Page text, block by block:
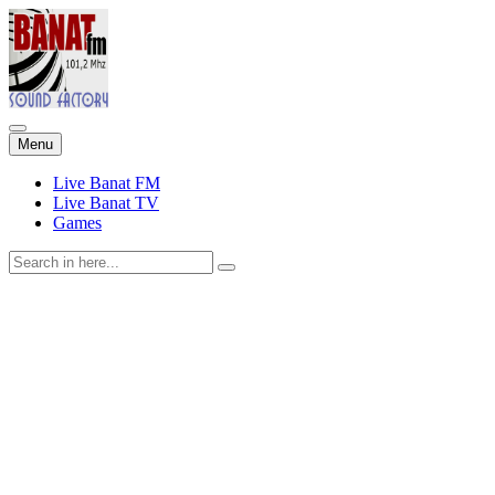
Menu Skip
to
content
Live Banat FM
Live Banat TV
Games
Search
for: